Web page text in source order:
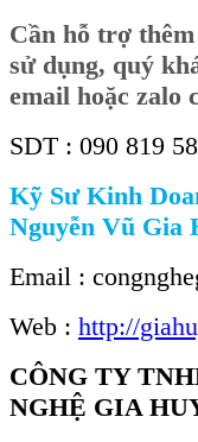
Cần hỗ trợ
sử dụng, quý
email hoặc zalo
SDT : 090 819
Kỹ Sư Kinh
Nguyễn Vũ Gia
Email :
Web : http://
CÔNG TY
NGHỆ GIA